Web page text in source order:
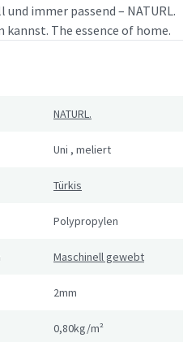
immer passend – NATURL.
kannst. The essence of home.
NATURL.
Uni , meliert
Türkis
Polypropylen
Maschinell gewebt
2mm
0,80kg/m²